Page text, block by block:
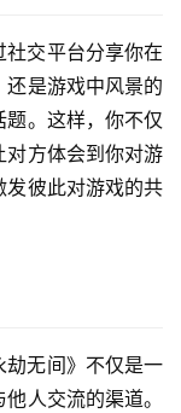
社交平台分享你在
是游戏中风景的
。这样，你不仅
对方体会到你对游
发彼此对游戏的共
劫无间》不仅是一
人交流的渠道。